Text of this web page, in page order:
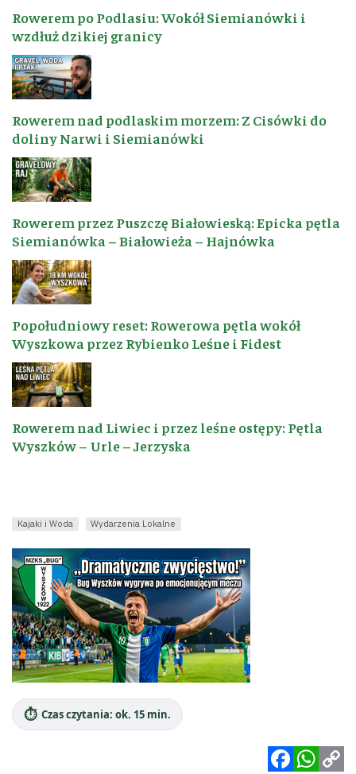
Rowerem po Podlasiu: Wokół Siemianówki i
wzdłuż dzikiej granicy
Rowerem nad podlaskim morzem: Z Cisówki do
doliny Narwi i Siemianówki
Rowerem przez Puszczę Białowieską: Epicka pętla
Siemianówka – Białowieża – Hajnówka
Popołudniowy reset: Rowerowa pętla wokół
Wyszkowa przez Rybienko Leśne i Fidest
Rowerem nad Liwiec i przez leśne ostępy: Pętla
Wyszków – Urle – Jerzyska
Kajaki i Woda Wydarzenia Lokalne
⏱️ Czas czytania: ok. 15 min.